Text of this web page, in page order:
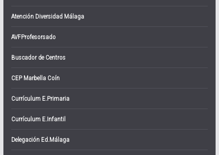
Atención Diversidad Málaga
AVFProfesorsado
Buscador de Centros
CEP Marbella Coín
Currículum E.Primaria
Currículum E.Infantil
Delegación Ed.Málaga